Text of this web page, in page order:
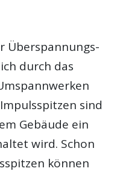
Überspannungs-
durch das
sind
Gebäude ein
wird. Schon
können